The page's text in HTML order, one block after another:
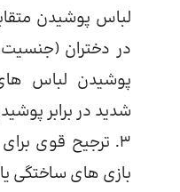
لباس پوشیدن
در دختران
پوشیدن لباس
شدید در برابر
3. ترجیح قوی
بازی های ساختگی